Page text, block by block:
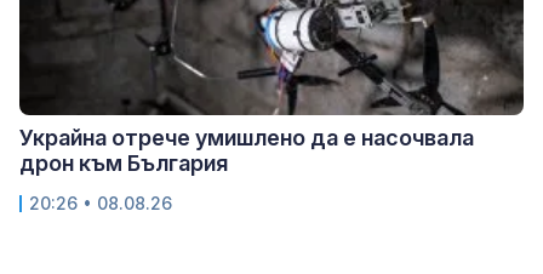
Украйна отрече умишлено да е насочвала
дрон към България
20:26 • 08.08.26